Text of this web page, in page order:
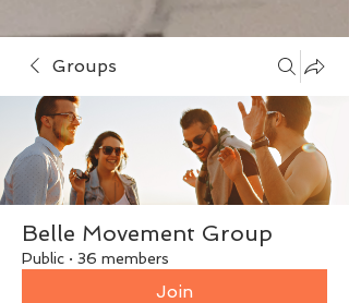
Groups
Belle Movement Group
Public · 36 members
Join